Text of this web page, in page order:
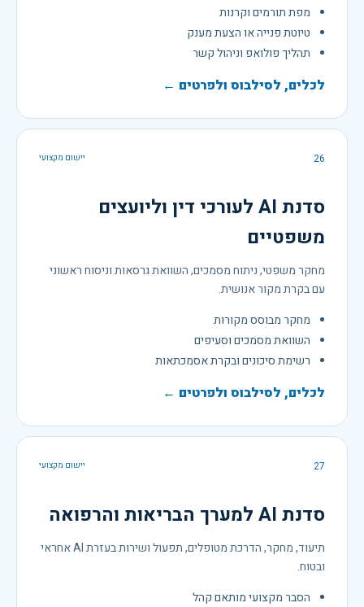
מפת תורמים וקרנות
טיוטת פנייה או הצעת מענק
תהליך פולואפ וניהול קשר
לכלים, לסילבוס ולפרטים ←
26 יישום מקצועי
סדנת AI לעורכי דין וליועצים
משפטיים
מחקר משפטי, ניתוח מסמכים, השוואת גרסאות וניסוח ראשוני
עם בקרת מקור אנושית.
מחקר מבוסס מקורות
השוואת מסמכים וסעיפים
רשימת סיכונים ובקרת אסמכתאות
לכלים, לסילבוס ולפרטים ←
27 יישום מקצועי
סדנת AI למערך הבריאות והרפואה
תיעוד, מחקר, הדרכת מטופלים, תפעול ושירות בעזרת AI אחראי
ובטוח.
הסבר מקצועי מותאם קהל